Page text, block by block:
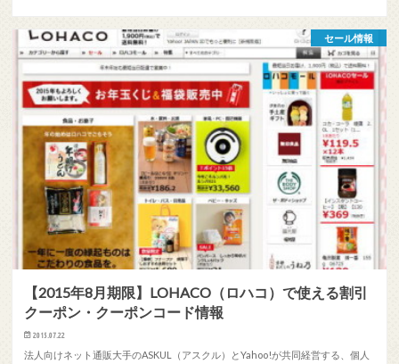
セール情報
【2015年8月期限】LOHACO（ロハコ）で使える割引
クーポン・クーポンコード情報
2015.07.22
法人向けネット通販大手のASKUL（アスクル）とYahoo!が共同経営する、個人